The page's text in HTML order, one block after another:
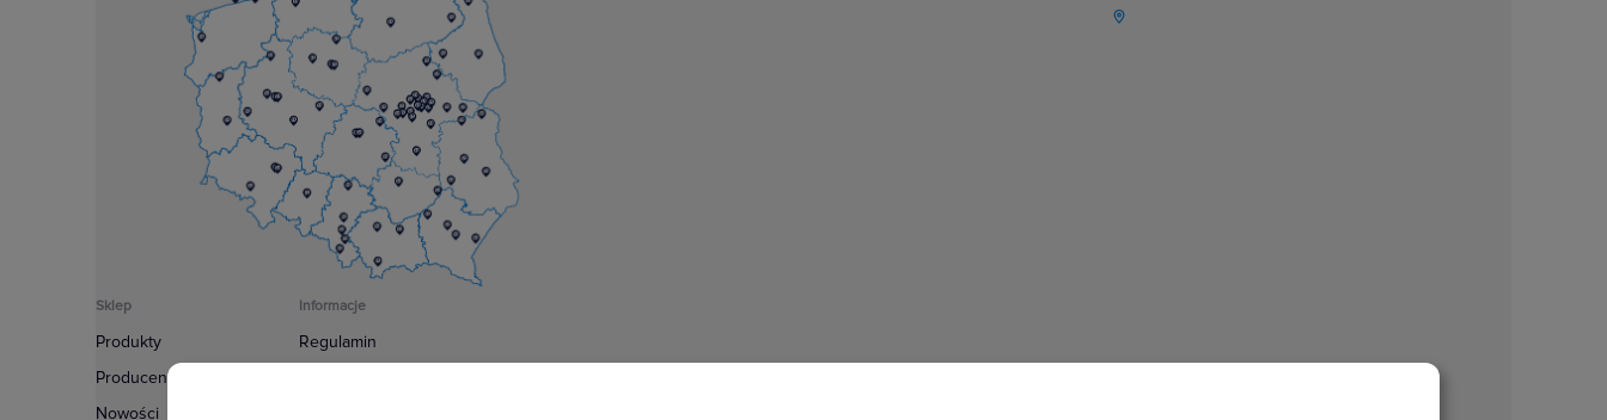
Sklep
Produkty
Producenci
Nowości
Informacje
Regulamin